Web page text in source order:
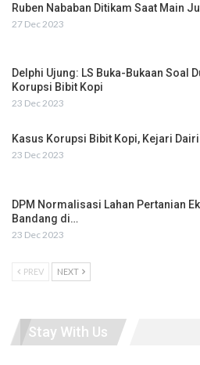
Ruben Nababan Ditikam Saat Main
27 Dec 2023
Delphi Ujung: LS Buka-Bukaan Soal
Korupsi Bibit Kopi
23 Dec 2023
Kasus Korupsi Bibit Kopi, Kejari Dairi
23 Dec 2023
DPM Normalisasi Lahan Pertanian
Bandang di…
23 Dec 2023
PREV NEXT
Stay With Us